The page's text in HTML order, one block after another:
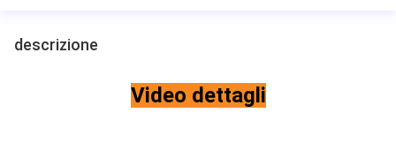
descrizione
Video dettagli